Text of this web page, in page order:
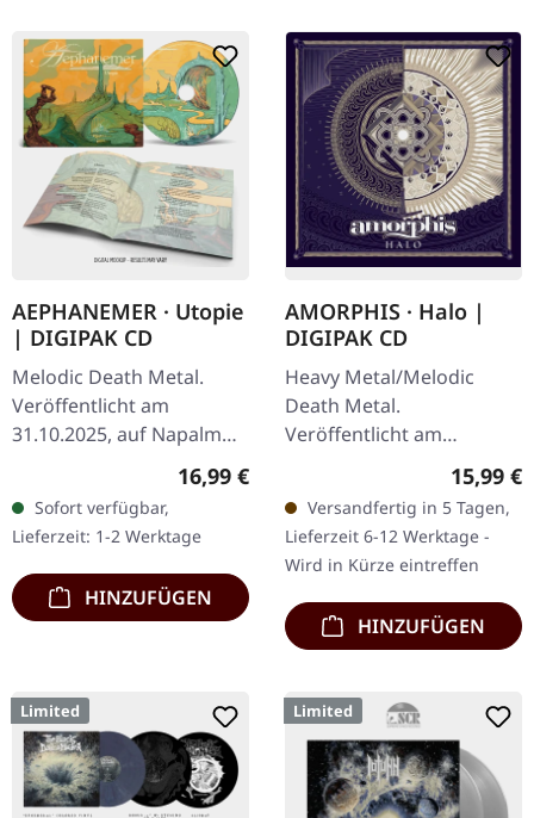
AEPHANEMER · Utopie
| DIGIPAK CD
Melodic Death Metal.
Veröffentlicht am
31.10.2025, auf Napalm
Records. CD im DigiPak.
Aephanemer kehren mit
Macht zurück und
präsentieren mit…
Regulärer Preis:
16,99 €
Sofort verfügbar,
Lieferzeit: 1-2 Werktage
HINZUFÜGEN
AMORPHIS · Halo |
DIGIPAK CD
Heavy Metal/Melodic
Death Metal.
Veröffentlicht am
11.02.2022, auf Atomic
Fire Records. CD im
DigPak. Amorphis liefern
mit „Halo" ein weiteres…
15,99 €
Versandfertig in 5 Tagen,
Lieferzeit 6-12 Werktage -
Wird in Kürze eintreffen
HINZUFÜGEN
Limited Limited